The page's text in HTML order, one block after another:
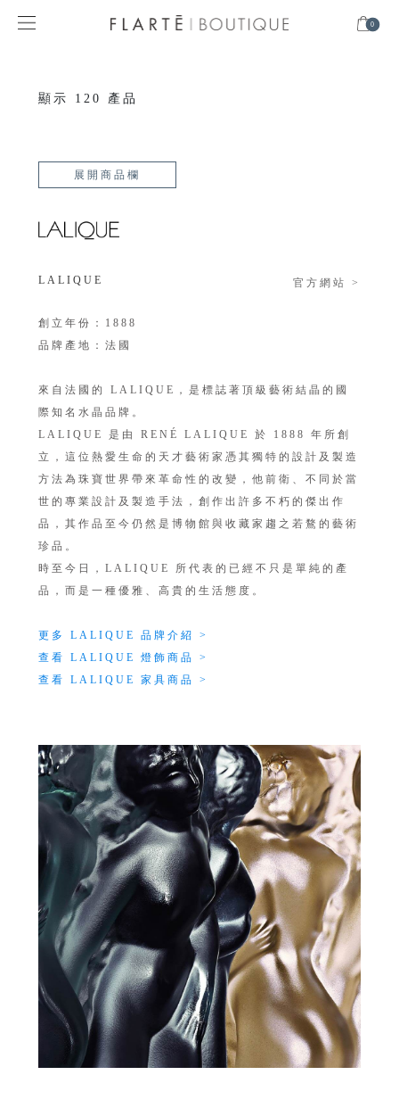
0
顯示 120 產品
展開商品欄
LALIQUE 官方網站 >
創立年份：1888
品牌產地：法國
來自法國的 LALIQUE，是標誌著頂級藝術結晶的國
際知名水晶品牌。
LALIQUE 是由 RENÉ LALIQUE 於 1888 年所創
立，這位熱愛生命的天才藝術家憑其獨特的設計及製造
方法為珠寶世界帶來革命性的改變，他前衛、不同於當
世的專業設計及製造手法，創作出許多不朽的傑出作
品，其作品至今仍然是博物館與收藏家趨之若鶩的藝術
珍品。
時至今日，LALIQUE 所代表的已經不只是單純的產
品，而是一種優雅、高貴的生活態度。
更多 LALIQUE 品牌介紹 >
查看 LALIQUE 燈飾商品 >
查看 LALIQUE 家具商品 >